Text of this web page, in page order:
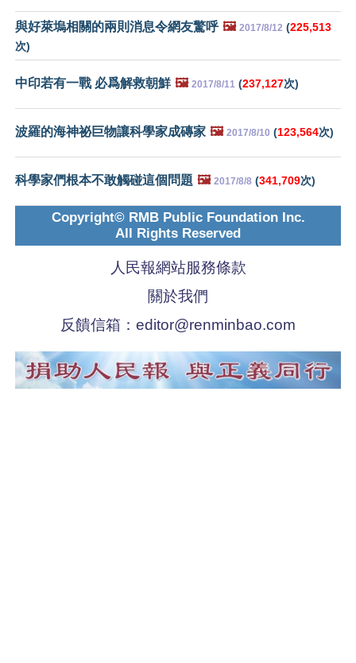
與好萊塢相關的兩則消息令網友驚呼 🖼️ 2017/8/12 (225,513
次)
中印若有一戰 必爲解救朝鮮 🖼️ 2017/8/11 (237,127次)
波羅的海神祕巨物讓科學家成磚家 🖼️ 2017/8/10 (123,564次)
科學家們根本不敢觸碰這個問題 🖼️ 2017/8/8 (341,709次)
Copyright© RMB Public Foundation Inc.
All Rights Reserved
人民報網站服務條款
關於我們
反饋信箱： editor@renminbao.com